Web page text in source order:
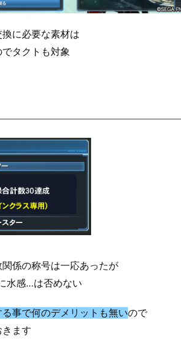
に必要な素材は
タクトも対象
係の称号は一応あったが
水感…は否めない
事で何のデメリットも無いので
ます